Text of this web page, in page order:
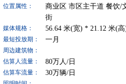
位置属性： 商业区 市区主干道 餐饮/
街
媒体规格： 56.64米(宽) * 21.12 米(
最短投放期： 一月
周边建筑物：
估算人流量：
80万人/日
估算车流量： 30万辆/日